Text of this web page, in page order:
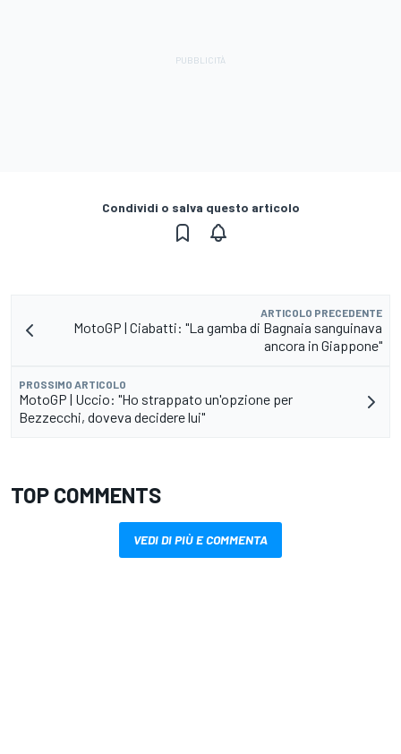
Condividi o salva questo articolo
ARTICOLO PRECEDENTE
MotoGP | Ciabatti: "La gamba di Bagnaia sanguinava
ancora in Giappone"
PROSSIMO ARTICOLO
MotoGP | Uccio: "Ho strappato un'opzione per
Bezzecchi, doveva decidere lui"
TOP COMMENTS
VEDI DI PIÙ E COMMENTA